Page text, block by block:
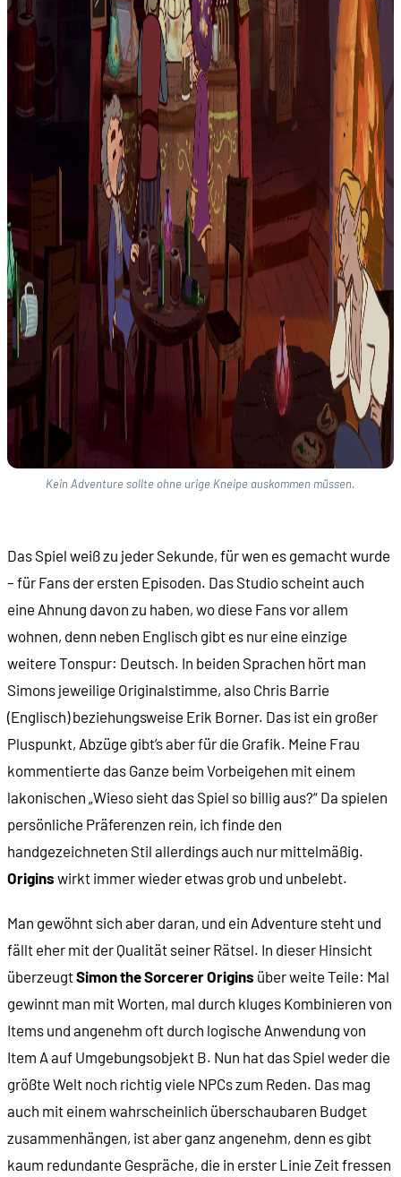
Kein Adventure sollte ohne urige Kneipe auskommen müssen.
Das Spiel weiß zu jeder Sekunde, für wen es gemacht wurde
– für Fans der ersten Episoden. Das Studio scheint auch
eine Ahnung davon zu haben, wo diese Fans vor allem
wohnen, denn neben Englisch gibt es nur eine einzige
weitere Tonspur: Deutsch. In beiden Sprachen hört man
Simons jeweilige Originalstimme, also Chris Barrie
(Englisch) beziehungsweise Erik Borner. Das ist ein großer
Pluspunkt, Abzüge gibt’s aber für die Grafik. Meine Frau
kommentierte das Ganze beim Vorbeigehen mit einem
lakonischen „Wieso sieht das Spiel so billig aus?“ Da spielen
persönliche Präferenzen rein, ich finde den
handgezeichneten Stil allerdings auch nur mittelmäßig.
Origins wirkt immer wieder etwas grob und unbelebt.
Man gewöhnt sich aber daran, und ein Adventure steht und
fällt eher mit der Qualität seiner Rätsel. In dieser Hinsicht
überzeugtSimon the Sorcerer Origins über weite Teile: Mal
gewinnt man mit Worten, mal durch kluges Kombinieren von
Items und angenehm oft durch logische Anwendung von
Item A auf Umgebungsobjekt B. Nun hat das Spiel weder die
größte Welt noch richtig viele NPCs zum Reden. Das mag
auch mit einem wahrscheinlich überschaubaren Budget
zusammenhängen, ist aber ganz angenehm, denn es gibt
kaum redundante Gespräche, die in erster Linie Zeit fressen